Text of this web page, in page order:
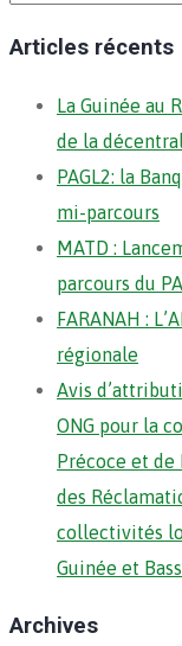
Articles récents
La Guinée au
de la
PAGL2: la
mi-parcours
MATD :
parcours du
FARANAH :
régionale
Avis
ONG pour la
Précoce et de
des
collectivités
Guinée et
Archives